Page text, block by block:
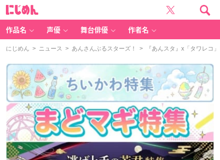
作品名 声優 舞台俳優 作者名
にじめん > ニュース > あんさんぶるスターズ！ > 『あんスタ』x「タワレコ